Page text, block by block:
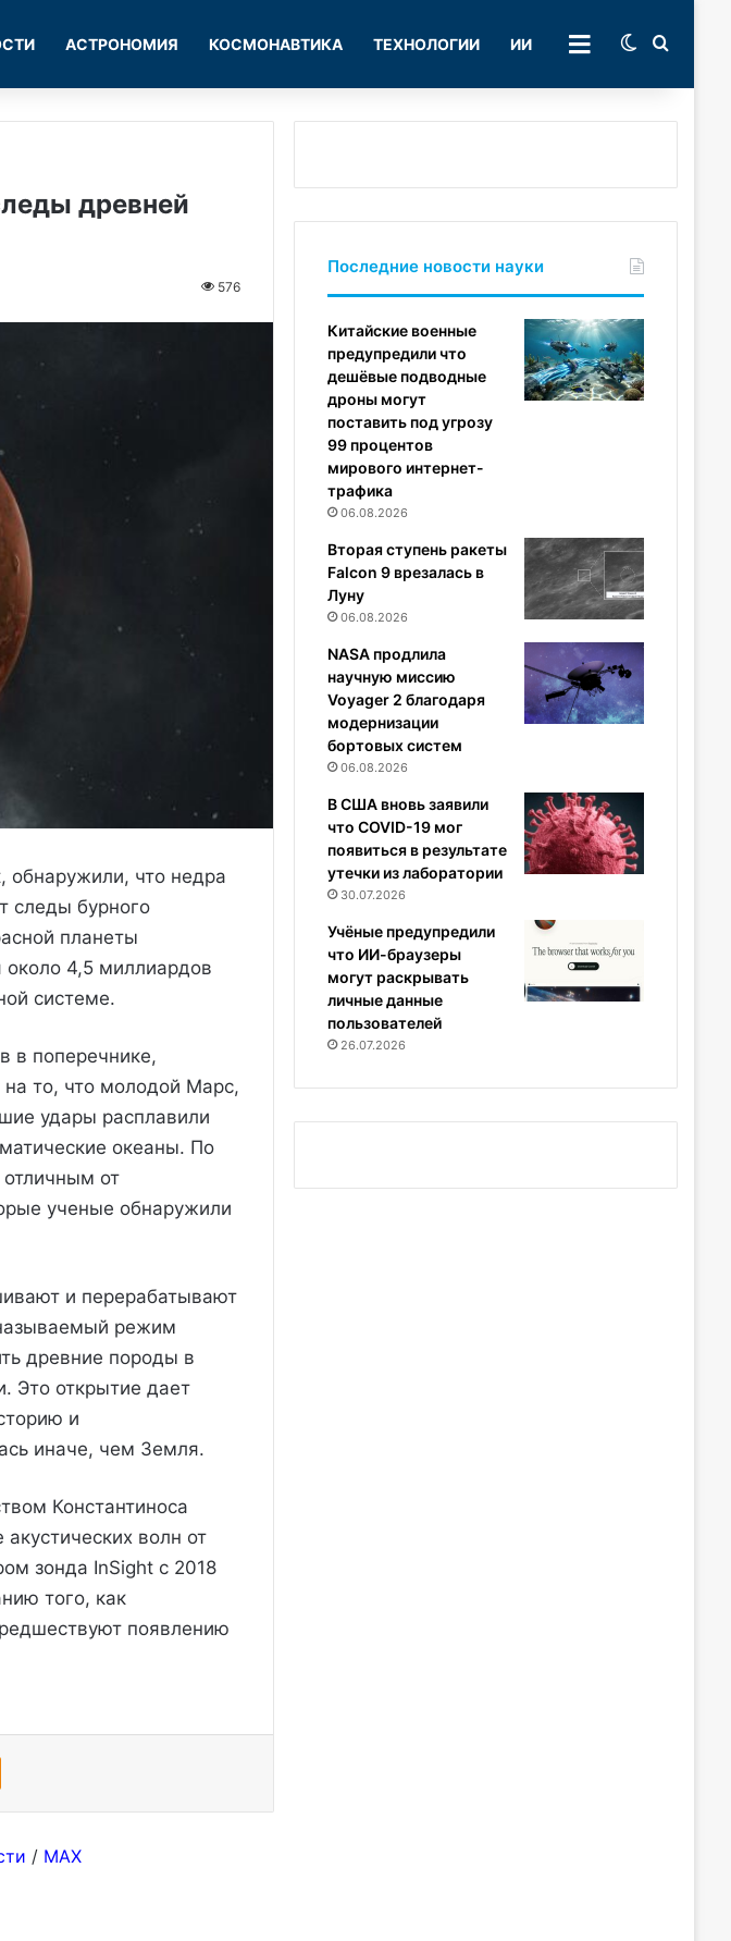
АСТРОНОМИЯ КОСМОНАВТИКА ТЕХНОЛОГИИ ИИ РУБРИКИSwitch skin
древней
576
обнаружили, что недра
следы бурного
планеты
4,5 миллиардов
системе.
в поперечнике,
то, что молодой Марс,
удары расплавили
океаны. По
отличным от
ученые обнаружили
и перерабатывают
режим
древние породы в
Это открытие дает
и
иначе, чем Земля.
Константиноса
волн от
зонда InSight с 2018
того, как
появлению
/ MAX
Последние новости науки
Китайские военные
предупредили что
дешёвые подводные
дроны могут
поставить под угрозу
99 процентов
мирового интернет-
трафика
06.08.2026
Вторая ступень ракеты
Falcon 9 врезалась в
Луну
06.08.2026
NASA продлила
научную миссию
Voyager 2 благодаря
модернизации
бортовых систем
06.08.2026
В США вновь заявили
что COVID-19 мог
появиться в результате
утечки из лаборатории
30.07.2026
Учёные предупредили
что ИИ-браузеры
могут раскрывать
личные данные
пользователей
26.07.2026